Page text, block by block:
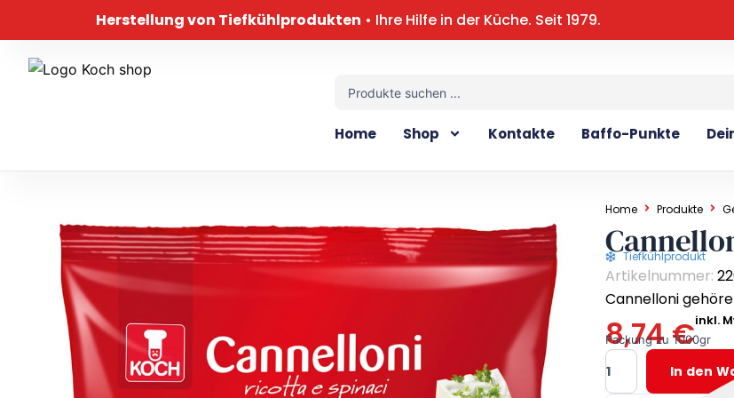
springen
Herstellung von Tiefkühlprodukten • Ihre Hilfe in der Küche. Seit 1979.
Home Shop Kontakte Baffo-Punkte
Home Produkte
Tiefkühlprodukt
Artikelnummer:
Cannelloni
8,74€inkl.
Packung zu 1000gr
Cannelloni
mit
Ricotta
In den